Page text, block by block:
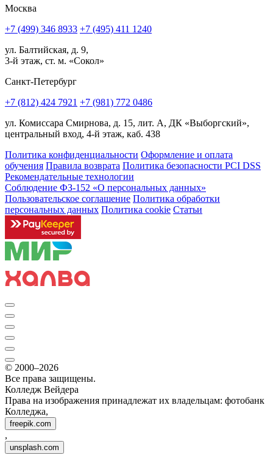
Москва
+7 (499) 346 8933 +7 (495) 411 1240
ул. Балтийская, д. 9,
3-й этаж, ст. м. «Сокол»
Санкт-Петербург
+7 (812) 424 7921 +7 (981) 772 0486
ул. Комиссара Смирнова, д. 15, лит. А, ДК «Выборгский»,
центральный вход, 4-й этаж, каб. 438
Политика конфиденциальности Оформление и оплата
обучения Правила возврата Политика безопасности PCI DSS
Рекомендательные технологии
Соблюдение ФЗ-152 «О персональ­ных данных»
Пользовательское соглашение Политика обработки
персональных данных Политика cookie Статьи
© 2000–2026
Все права защищены.
Колледж Вейдера
Права на изображения принадлежат их владельцам: фотобанк
Колледжа,
freepik.com
,
unsplash.com